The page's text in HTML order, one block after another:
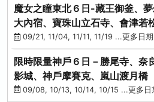
魔女之瞳東北６日-藏王御釜、夢
大內宿、寶珠山立石寺、會津若
燒肉吃到飽
09/21, 11/04, 11/11, 11/19 ...更多日期
限時限量神戶６日－勝尾寺、奈
影城、神戶摩賽克、嵐山渡月橋
09/08, 10/13, 10/14, 10/15 ...更多日